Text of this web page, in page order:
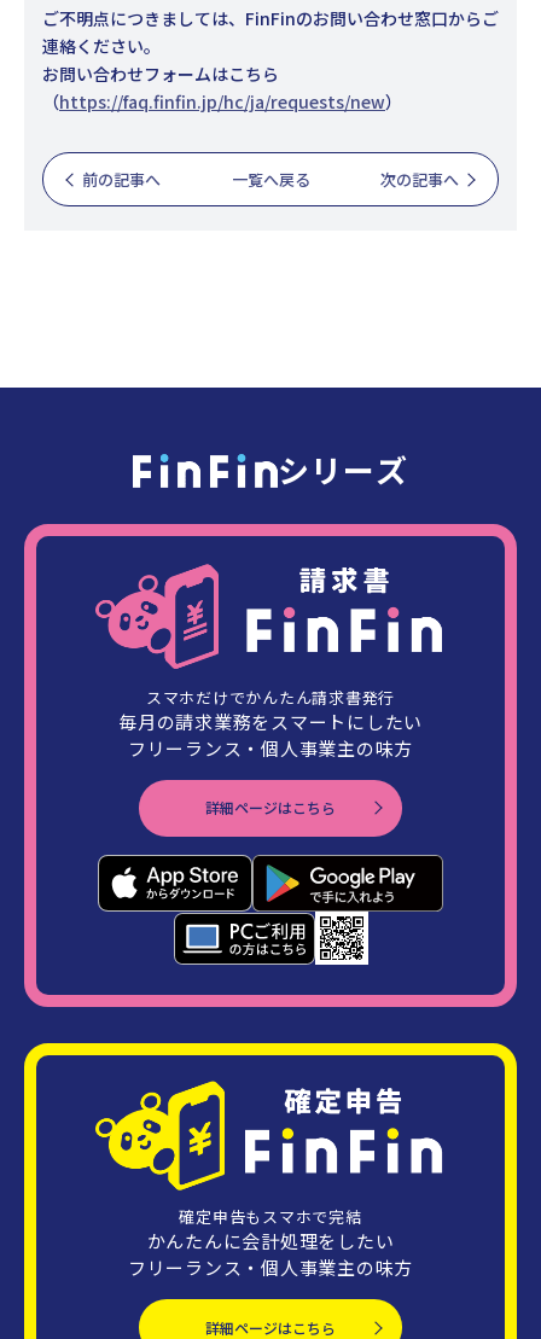
ご不明点につきましては、FinFinのお問い合わせ窓口からご
連絡ください。
お問い合わせフォームはこちら
（https://faq.finfin.jp/hc/ja/requests/new）
前の記事へ 一覧へ戻る 次の記事へ
シリーズ
スマホだけでかんたん請求書発行
毎月の請求業務をスマートにしたい
フリーランス・個人事業主の味方
詳細ページはこちら
確定申告もスマホで完結
かんたんに会計処理をしたい
フリーランス・個人事業主の味方
詳細ページはこちら